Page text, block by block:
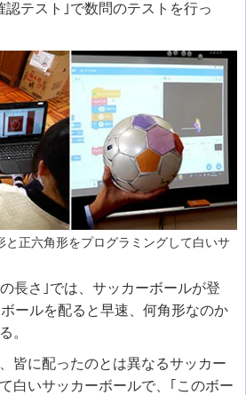
認テスト｣で数問のテストを行っ
と正六角形をプログラミングして白いサ
長さ｣では、サッカーボールが登
ールを配ると早速、何角形なのか
。
皆に配ったのとは異なるサッカー
白いサッカーボールで、｢このボー